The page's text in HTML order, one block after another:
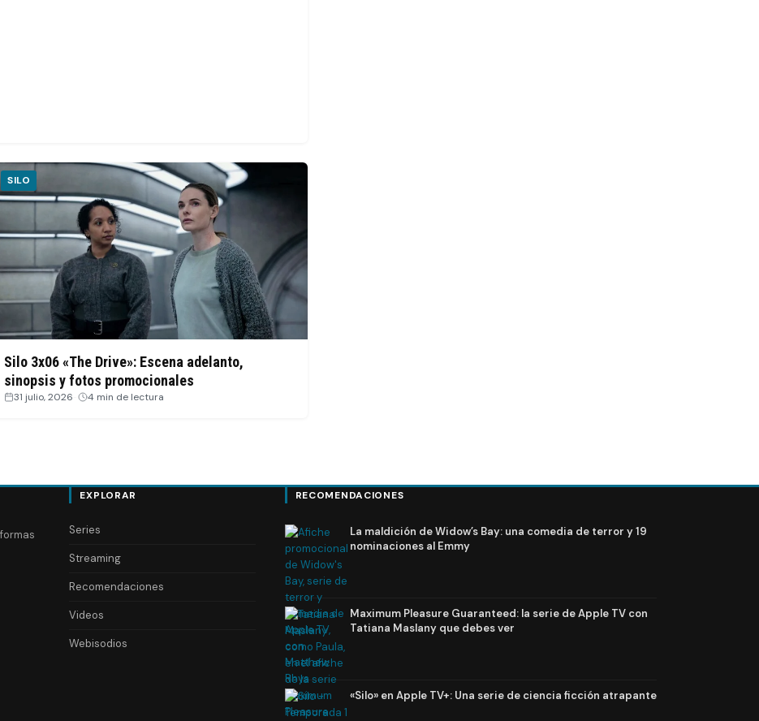
SILO
Silo 3x06 «The Drive»: Escena adelanto,
sinopsis y fotos promocionales
31 julio, 2026 4 min de lectura
EXPLORAR
Series
Streaming
Recomendaciones
Videos
Webisodios
RECOMENDACIONES
La maldición de Widow’s Bay: una comedia de terror y 19
nominaciones al Emmy
Maximum Pleasure Guaranteed: la serie de Apple TV con
Tatiana Maslany que debes ver
«Silo» en Apple TV+: Una serie de ciencia ficción atrapante